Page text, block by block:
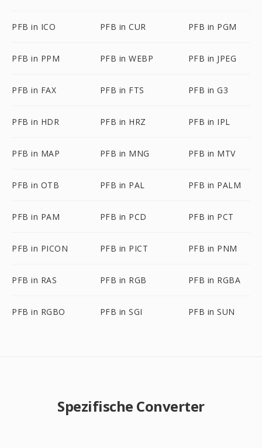
PFB in ICO PFB in CUR PFB in PGM
PFB in PPM PFB in WEBP PFB in JPEG
PFB in FAX PFB in FTS PFB in G3
PFB in HDR PFB in HRZ PFB in IPL
PFB in MAP PFB in MNG PFB in MTV
PFB in OTB PFB in PAL PFB in PALM
PFB in PAM PFB in PCD PFB in PCT
PFB in PICON PFB in PICT PFB in PNM
PFB in RAS PFB in RGB PFB in RGBA
PFB in RGBO PFB in SGI PFB in SUN
Spezifische Converter